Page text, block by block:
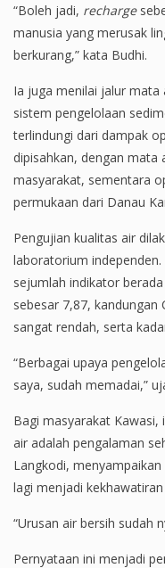
“Boleh jadi, recharge
manusia yang merusak
berkurang,” kata Budhi.
Ia juga menilai jalur mata
sistem pengelolaan
terlindungi dari dampak
dipisahkan, dengan mata
masyarakat, sementara
permukaan dari Danau
Pengujian kualitas air
laboratorium
sejumlah indikator
sebesar 7,87, kandungan
sangat rendah, serta
“Berbagai upaya
saya, sudah memadai,”
Bagi masyarakat
air adalah pengalaman
Langkodi,
lagi menjadi
“Urusan air bersih sudah
Pernyataan ini menjadi